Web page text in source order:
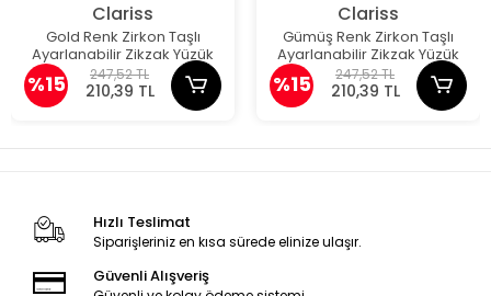
Clariss
Gold Renk Zirkon Taşlı
Ayarlanabilir Zikzak Yüzük
%15 247,52 TL
210,39 TL
Clariss
Gümüş Renk Zirkon Taşlı
Ayarlanabilir Zikzak Yüzük
%15 247,52 TL
210,39 TL
Hızlı Teslimat
Siparişleriniz en kısa sürede elinize ulaşır.
Güvenli Alışveriş